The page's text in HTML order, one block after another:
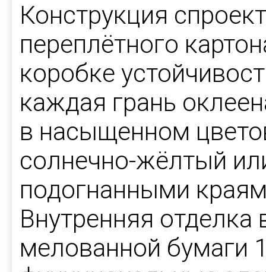
Конструкция
переплётного
коробке
каждая грань
в насыщенном
солнечно-жёлтый
подогнанными
Внутренняя
мелованной бумаги